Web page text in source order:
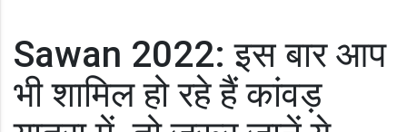
Sawan 2022: इस बार आप
भी शामिल हो रहे हैं कांवड़